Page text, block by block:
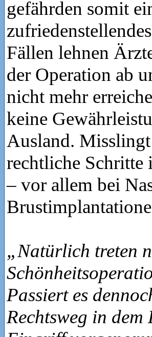
gefährden somit
Fällen lehnen
der Operation ab
nicht mehr
keine
Ausland.
rechtliche
– vor allem bei
„Natürlich treten
Passiert es
Rechtsweg in